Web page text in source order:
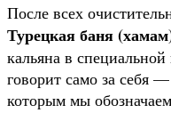
После всех
Турецкая баня
кальяна в
говорит само за себя
которым мы